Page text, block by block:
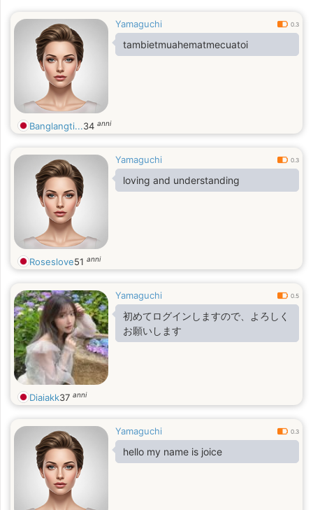
Yamaguchi 0.3
tambietmuahematmecuatoi
Banglangti...34 anni
Yamaguchi 0.3
loving and understanding
Roseslove51 anni
Yamaguchi 0.5
初めてログインしますので、よろしく
お願いします
Diaiakk37 anni
Yamaguchi 0.3
hello my name is joice